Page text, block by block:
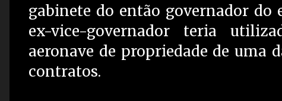
gabinete do então governador do
ex-vice-governador teria
aeronave de propriedade de uma
contratos.